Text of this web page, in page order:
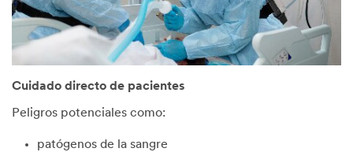
Cuidado directo de pacientes
Peligros potenciales como:
patógenos de la sangre